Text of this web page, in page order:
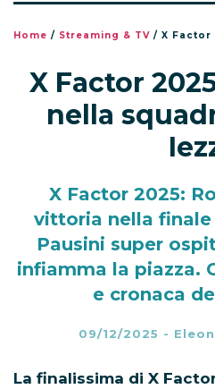
Home / Streaming & TV / X Factor
X Factor
nella
X Factor 2025:
vittoria nella finale
Pausini super
infiamma la piazza.
e cronaca
09/12/2025 -
La finalissima di X